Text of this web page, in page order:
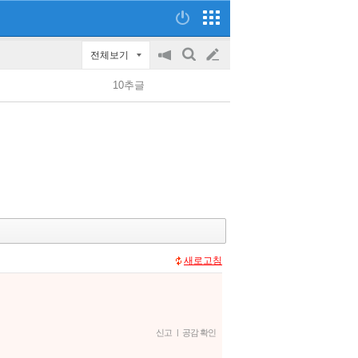
전체보기
공
on/off
검
글
쓰
10추글
새로고침
신고 | 공감 확인